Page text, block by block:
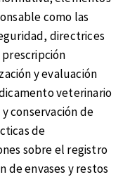
como las
directrices
y evaluación
veterinario
conservación de
de
sobre el registro
de envases y restos